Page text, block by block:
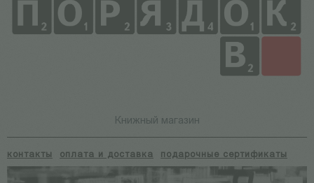
Книжный магазин
контакты оплата и доставка подарочные сертификаты